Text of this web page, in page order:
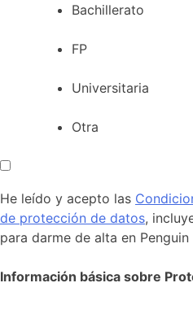
Bachillerato
FP
Universitaria
Otra
He leído y acepto las
de protección de datos,
para darme de alta en Penguin
Información básica sobre